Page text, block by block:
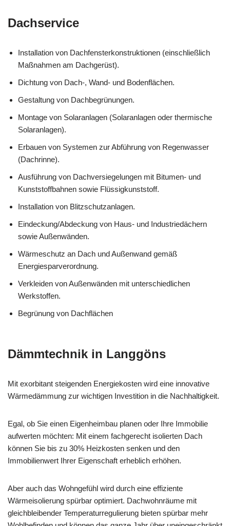
Dachservice
Installation von Dachfensterkonstruktionen (einschließlich
Maßnahmen am Dachgerüst).
Dichtung von Dach-, Wand- und Bodenflächen.
Gestaltung von Dachbegrünungen.
Montage von Solaranlagen (Solaranlagen oder thermische
Solaranlagen).
Erbauen von Systemen zur Abführung von Regenwasser
(Dachrinne).
Ausführung von Dachversiegelungen mit Bitumen- und
Kunststoffbahnen sowie Flüssigkunststoff.
Installation von Blitzschutzanlagen.
Eindeckung/Abdeckung von Haus- und Industriedächern
sowie Außenwänden.
Wärmeschutz an Dach und Außenwand gemäß
Energiesparverordnung.
Verkleiden von Außenwänden mit unterschiedlichen
Werkstoffen.
Begrünung von Dachflächen
Dämmtechnik in Langgöns
Mit exorbitant steigenden Energiekosten wird eine innovative
Wärmedämmung zur wichtigen Investition in die Nachhaltigkeit.
Egal, ob Sie einen Eigenheimbau planen oder Ihre Immobilie
aufwerten möchten: Mit einem fachgerecht isolierten Dach
können Sie bis zu 30% Heizkosten senken und den
Immobilienwert Ihrer Eigenschaft erheblich erhöhen.
Aber auch das Wohngefühl wird durch eine effiziente
Wärmeisolierung spürbar optimiert. Dachwohnräume mit
gleichbleibender Temperaturregulierung bieten spürbar mehr